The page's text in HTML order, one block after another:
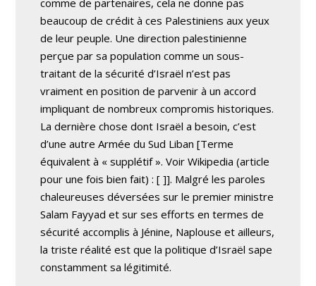
comme de partenaires, cela ne donne pas
beaucoup de crédit à ces Palestiniens aux yeux
de leur peuple. Une direction palestinienne
perçue par sa population comme un sous-
traitant de la sécurité d’Israël n’est pas
vraiment en position de parvenir à un accord
impliquant de nombreux compromis historiques.
La dernière chose dont Israël a besoin, c’est
d’une autre Armée du Sud Liban[Terme
équivalent à « supplétif ». Voir Wikipedia (article
pour une fois bien fait) : [ ]]. Malgré les paroles
chaleureuses déversées sur le premier ministre
Salam Fayyad et sur ses efforts en termes de
sécurité accomplis à Jénine, Naplouse et ailleurs,
la triste réalité est que la politique d’Israël sape
constamment sa légitimité.